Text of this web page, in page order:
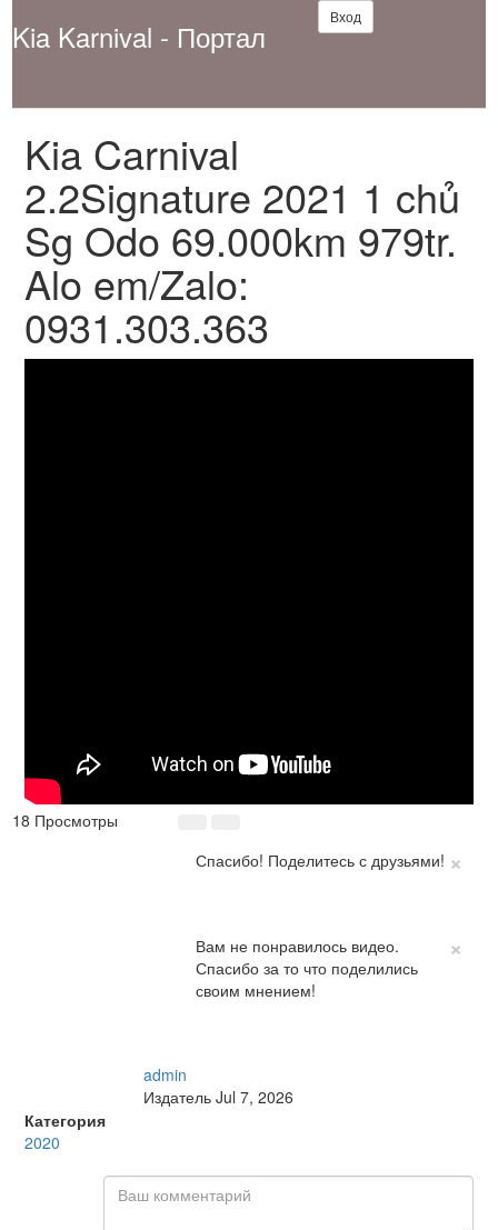
Kia Karnival - Портал
Вход
Kia Carnival
2.2Signature 2021 1 chủ
Sg Odo 69.000km 979tr.
Alo em/Zalo:
0931.303.363
18 Просмотры
×
Спасибо! Поделитесь с друзьями!
×
Вам не понравилось видео.
Спасибо за то что поделились
своим мнением!
admin
Издатель Jul 7, 2026
Категория
2020